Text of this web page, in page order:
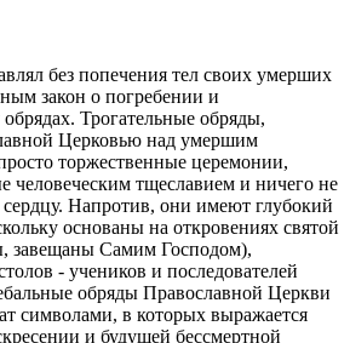
без попечения тел своих умерших
закон о погребении и
Трогательные обряды,
Церковью над умершим
торжественные церемонии,
человеческим тщеславием и ничего не
Напротив, они имеют глубокий
основаны на откровениях святой
завещаны Самим Господом),
- учеников и последователей
обряды Православной Церкви
символами, в которых выражается
и будущей бессмертной